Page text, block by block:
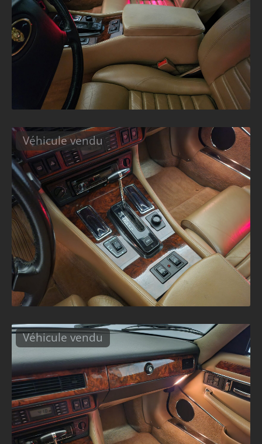
Véhicule vendu
Véhicule vendu